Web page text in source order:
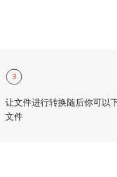
3
让文件进行转换随后你可以
文件